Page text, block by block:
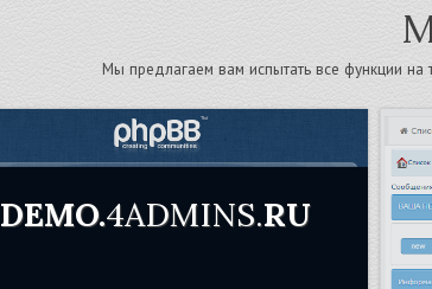
Мы предлагаем вам испытать все функции
DEMO.4ADMINS.RU